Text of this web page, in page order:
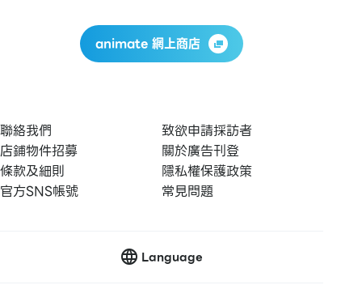
animate 網上商店
聯絡我們
致欲申請採訪者
店鋪物件招募
關於廣告刊登
條款及細則
隱私權保護政策
官方SNS帳號
常見問題
Language